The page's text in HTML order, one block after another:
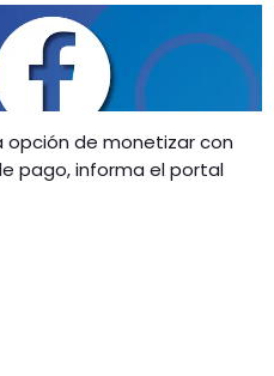
opción de monetizar con
pago, informa el portal